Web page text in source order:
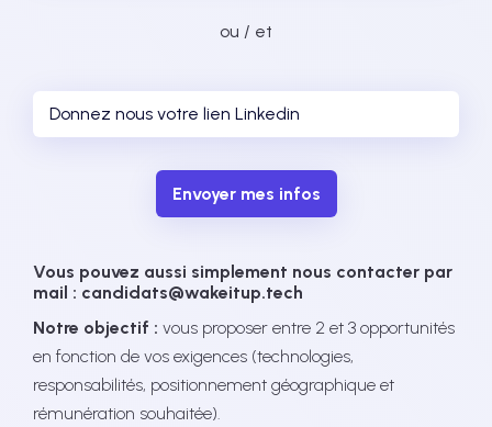
ou / et
Envoyer mes infos
Vous pouvez aussi simplement nous contacter par
mail : candidats@wakeitup.tech
Notre objectif : vous proposer entre 2 et 3 opportunités
en fonction de vos exigences (technologies,
responsabilités, positionnement géographique et
rémunération souhaitée).